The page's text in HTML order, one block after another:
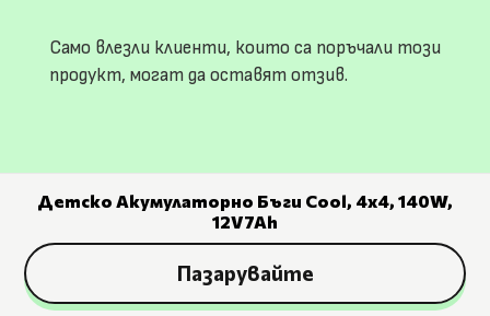
Само влезли клиенти, които са поръчали този
продукт, могат да оставят отзив.
Детско Акумулаторно Бъги Cool, 4х4, 140W,
12V7Ah
Пазарувайте